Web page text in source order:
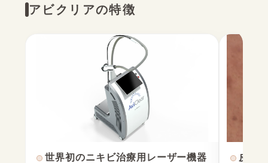
アビクリアの特徴
世界初のニキビ治療用レーザー機器 皮脂